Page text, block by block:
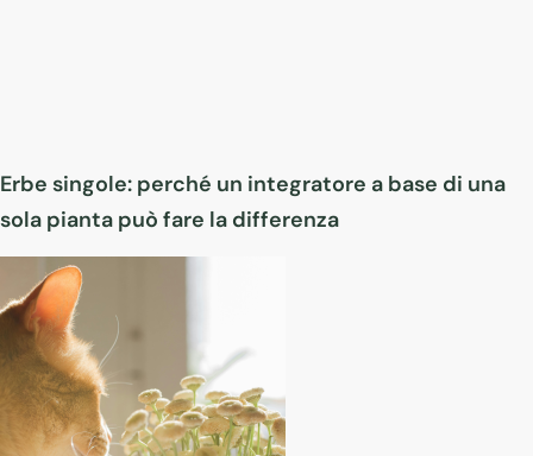
Erbe singole: perché un integratore a base di una
sola pianta può fare la differenza